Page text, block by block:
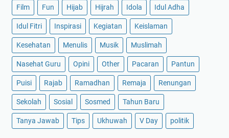
Film Fun Hijab Hijrah Idola Idul Adha
Idul Fitri Inspirasi Kegiatan Keislaman
Kesehatan Menulis Musik Muslimah
Nasehat Guru Opini Other Pacaran Pantun
Puisi Rajab Ramadhan Remaja Renungan
Sekolah Sosial Sosmed Tahun Baru
Tanya Jawab Tips Ukhuwah V Day politik